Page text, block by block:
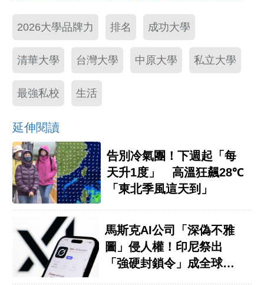
2026大學品牌力 排名 成功大學
清華大學 台灣大學 中原大學 私立大學
最強私校 生活
延伸閱讀
告別冷氣團！下週起「每
天升1度」 高溫狂飆28℃
「東北季風這天到」
馬斯克AI公司「深偽不雅
圖」侵人權！印尼祭出
「強硬封鎖令」成全球首